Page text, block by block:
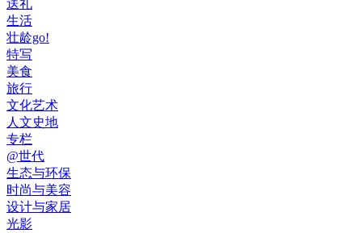
送礼
生活
壮龄go!
特写
美食
旅行
文化艺术
人文史地
专栏
@世代
生态与环保
时尚与美容
设计与家居
光影